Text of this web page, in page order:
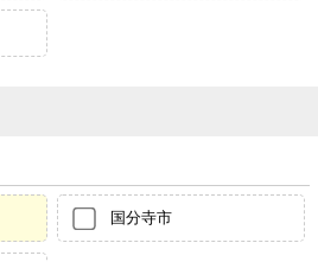
国分寺市